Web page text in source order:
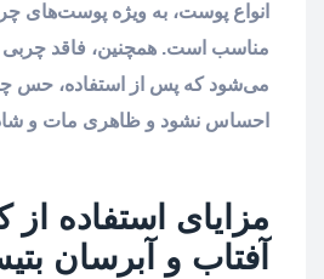
انواع پوست، به ویژه
مناسب است. همچنین، فاقد چربی
می‌شود که پس از استفاده، حس
احساس نشود و ظاهری مات و
مزایای استفاده
آفتاب و آبرسان